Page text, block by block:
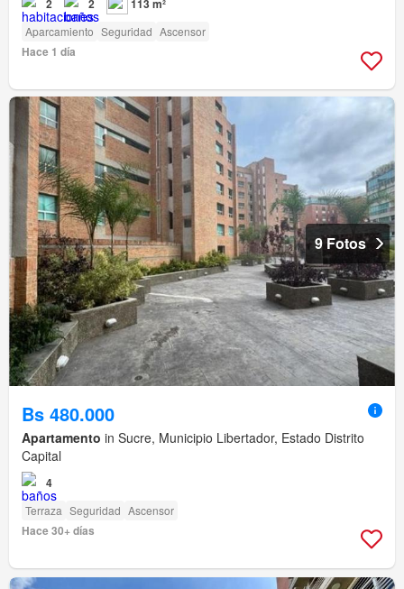
2 2 113 m²
Aparcamiento Seguridad Ascensor
Hace 1 día
9 Fotos
Bs 480.000
Apartamento in Sucre, Municipio Libertador, Estado Distrito
Capital
4
Terraza Seguridad Ascensor
Hace 30+ días